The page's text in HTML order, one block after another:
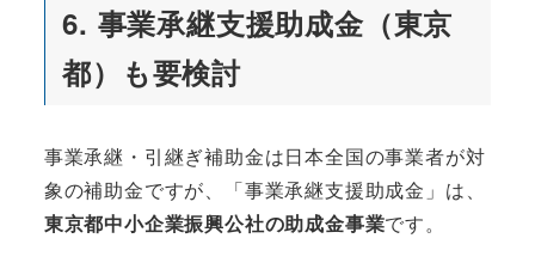
6. 事業承継支援助成金（東京
都）も要検討
事業承継・引継ぎ補助金は日本全国の事業者が対
象の補助金ですが、「事業承継支援助成金」 は、
東京都中小企業振興公社の助成金事業です。